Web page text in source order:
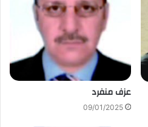
عزف منفرد
09/01/2025